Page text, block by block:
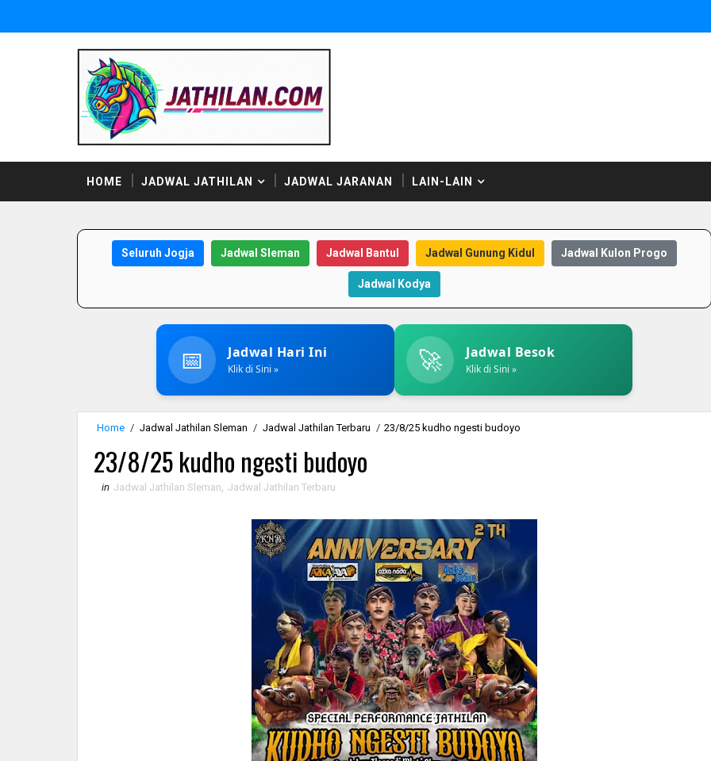
HOME JADWAL JATHILAN JADWAL JARANAN LAIN-LAIN
Seluruh Jogja Jadwal Sleman Jadwal Bantul Jadwal Gunung Kidul Jadwal Kulon Progo
Jadwal Kodya
📅 Jadwal Hari Ini
Klik di Sini » 🚀 Jadwal Besok
Klik di Sini »
Home / Jadwal Jathilan Sleman / Jadwal Jathilan Terbaru / 23/8/25 kudho ngesti budoyo
23/8/25 kudho ngesti budoyo
in Jadwal Jathilan Sleman Jadwal Jathilan Terbaru